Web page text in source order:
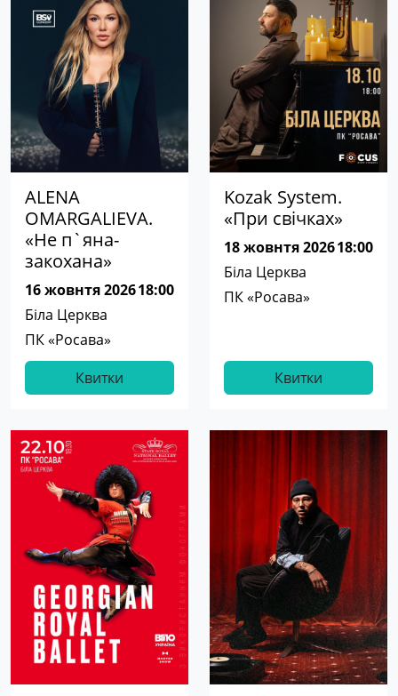
ALENA
OMARGALIEVA.
«Не п`яна-
закохана»
16 жовнтя 202618:00
Біла Церква
ПК «Росава»
Квитки
Kozak System.
«При свічках»
18 жовнтя 202618:00
Біла Церква
ПК «Росава»
Квитки